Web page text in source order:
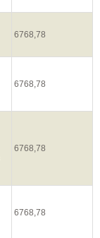
6768,78
6768,78
6768,78
6768,78